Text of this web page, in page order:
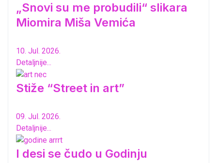
„Snovi su me probudili“ slikara
Miomira Miša Vemića
10. Jul. 2026.
Detaljnije...
Stiže “Street in art”
09. Jul. 2026.
Detaljnije...
I desi se čudo u Godinju